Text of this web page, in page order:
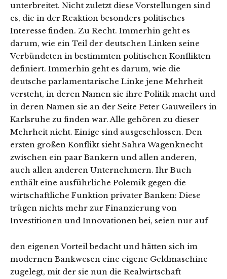
unterbreitet. Nicht zuletzt diese Vorstellungen sind
es, die in der Reaktion besonders politisches
Interesse finden. Zu Recht. Immerhin geht es
darum, wie ein Teil der deutschen Linken seine
Verbündeten in bestimmten politischen Konflikten
definiert. Immerhin geht es darum, wie die
deutsche parlamentarische Linke jene Mehrheit
versteht, in deren Namen sie ihre Politik macht und
in deren Namen sie an der Seite Peter Gauweilers in
Karlsruhe zu finden war. Alle gehören zu dieser
Mehrheit nicht. Einige sind ausgeschlossen. Den
ersten großen Konflikt sieht Sahra Wagenknecht
zwischen ein paar Bankern und allen anderen,
auch allen anderen Unternehmern. Ihr Buch
enthält eine ausführliche Polemik gegen die
wirtschaftliche Funktion privater Banken: Diese
trügen nichts mehr zur Finanzierung von
Investitionen und Innovationen bei, seien nur auf
den eigenen Vorteil bedacht und hätten sich im
modernen Bankwesen eine eigene Geldmaschine
zugelegt, mit der sie nun die Realwirtschaft